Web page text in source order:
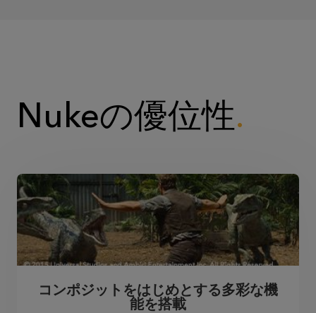
Nukeの優位性
コンポジットをはじめとする多彩な機
能を搭載